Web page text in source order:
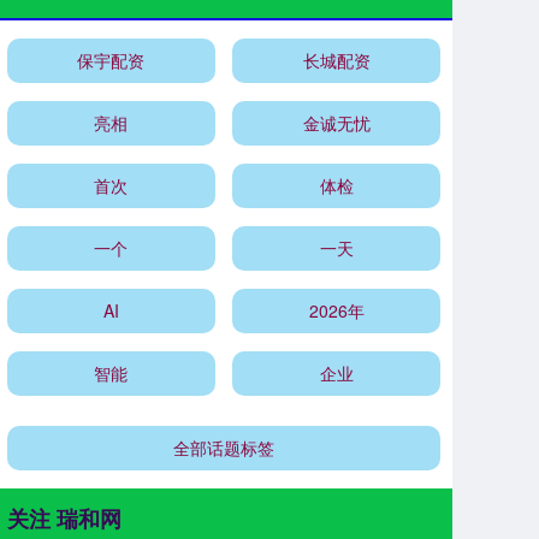
保宇配资 长城配资
亮相 金诚无忧
首次 体检
一个 一天
AI 2026年
智能 企业
全部话题标签
关注 瑞和网